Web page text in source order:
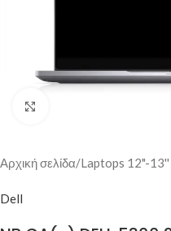
Αρχική σελίδα/Laptops 12"-13''
Dell